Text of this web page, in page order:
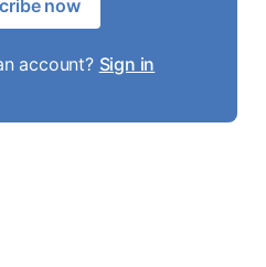
now
account? Sign in